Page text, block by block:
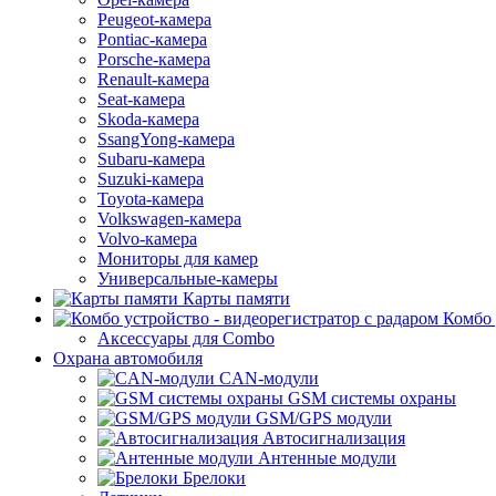
Peugeot-камера
Pontiac-камера
Porsche-камера
Renault-камера
Seat-камера
Skoda-камера
SsangYong-камера
Subaru-камера
Suzuki-камера
Toyota-камера
Volkswagen-камера
Volvo-камера
Мониторы для камер
Универсальные-камеры
Карты памяти
Комбо
Аксессуары для Combo
Охрана автомобиля
CAN-модули
GSM системы охраны
GSM/GPS модули
Автосигнализация
Антенные модули
Брелоки